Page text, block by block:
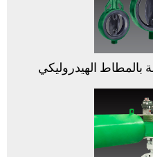
بالمطاط الهيدروليكي